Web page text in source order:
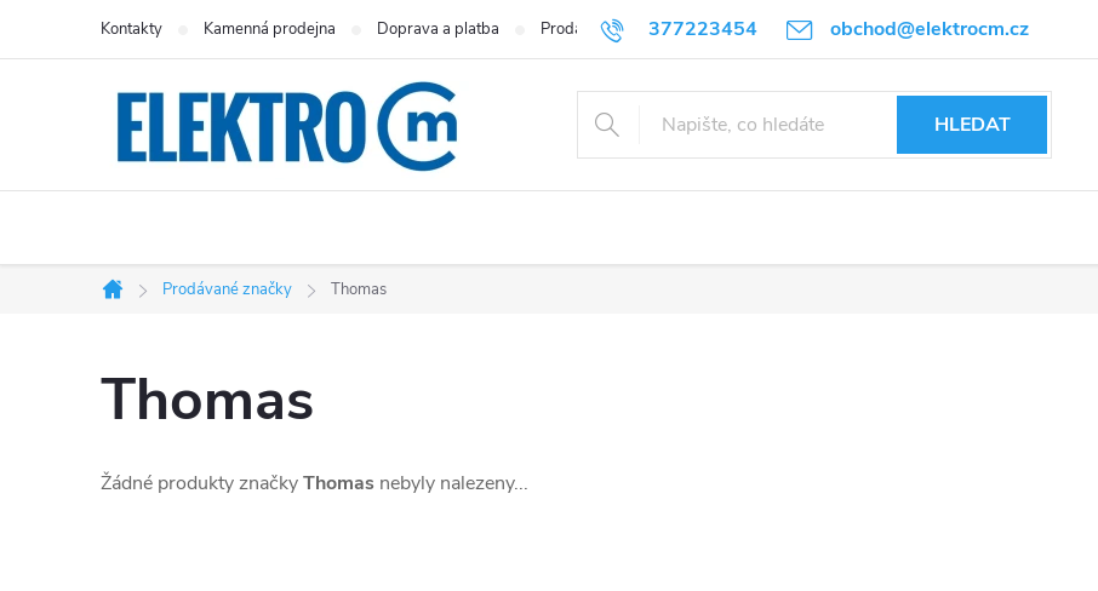
377223454 obchod@elektrocm.cz
Kontakty Kamenná prodejna Doprava a platba Prodávané značky
HLEDAT
Domů
Prodávané značky Thomas
Thomas
Žádné produkty značkyThomas nebyly nalezeny...